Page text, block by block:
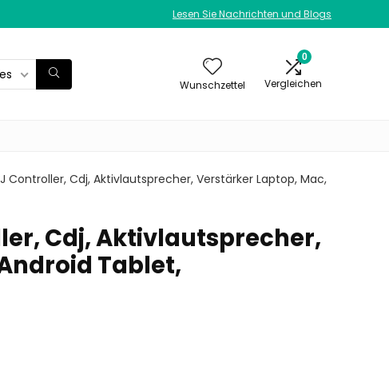
Lesen Sie Nachrichten und Blogs
Wunschzettel
0
Vergleichen
Controller, Cdj, Aktivlautsprecher, Verstärker Laptop, Mac,
Cdj, Aktivlautsprecher,
Tablet,